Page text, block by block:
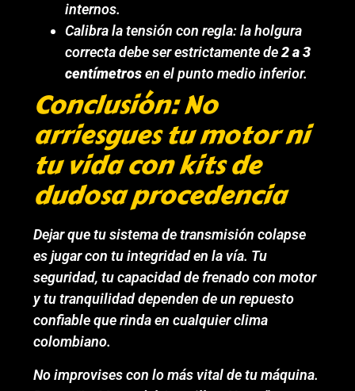
internos.
Calibra la tensión con regla: la holgura
correcta debe ser estrictamente de2 a 3
centímetrosen el punto medio inferior.
Conclusión: No
arriesgues tu motor ni
tu vida con kits de
dudosa procedencia
Dejar que tu sistema de transmisión colapse
es jugar con tu integridad en la vía. Tu
seguridad, tu capacidad de frenado con motor
y tu tranquilidad dependen de un repuesto
confiable que rinda en cualquier clima
colombiano.
No improvises con lo más vital de tu máquina.